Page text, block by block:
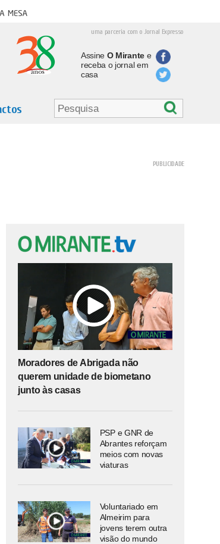
mesa
uma parceria com o Jornal Expresso
Assine O Mirantee
receba o jornal em
casa
Moradores de Abrigada não
querem unidade de biometano
junto às casas
PSP e GNR de
Abrantes reforçam
meios com novas
viaturas
Voluntariado em
Almeirim para
jovens terem outra
visão do mundo